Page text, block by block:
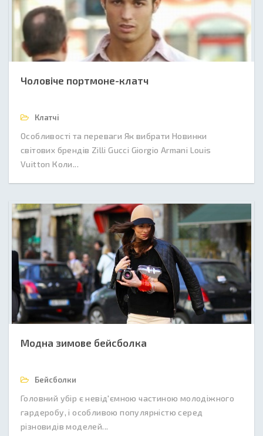
Чоловіче портмоне-клатч
Клатчі
Особливості та переваги Як вибрати Новинки
світових брендів Zilli Gucci Giorgio Armani Louis
Vuitton Коли...
Модна зимове бейсболка
Бейсболки
Головний убір є невід'ємною частиною молодіжного
гардеробу, і особливою популярністю серед
різновидів моделей...